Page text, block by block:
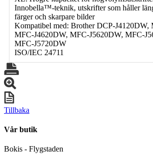
Innobella™-teknik, utskrifter som håller
färger och skarpare bilder
Kompatibel med: Brother DCP-J4120DW,
MFC-J4620DW, MFC-J5620DW, MFC-
MFC-J5720DW
ISO/IEC 24711
Tillbaka
Vår butik
Bokis - Flygstaden